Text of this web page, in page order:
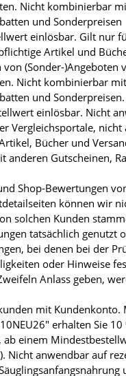
Nicht kombinierbar
und Sonderpreisen
einlösbar. Gilt nur
Artikel und
von (Sonder-)Angeboten
Nicht kombinierbar
und Sonderpreisen.
einlösbar. Nicht
Vergleichsportale, nicht
Bücher und
anderen Gutscheinen,
Shop-Bewertungen
können wir
solchen Kunden
tatsächlich genutzt
bei denen bei der
oder Hinweise
Anlass geben,
mit Kundenkonto.
erhalten Sie
ab einem
Nicht anwendbar auf